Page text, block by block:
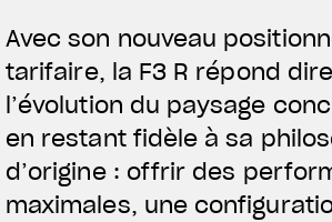
Avec son nouveau
tarifaire, la F3 R répond
l’évolution du paysage
en restant fidèle à sa
d’origine : offrir des
maximales, une